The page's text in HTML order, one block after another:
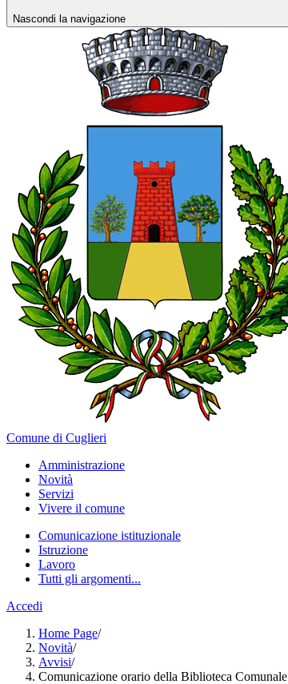
Nascondi la navigazione
Comune di Cuglieri
Amministrazione
Novità
Servizi
Vivere il comune
Comunicazione istituzionale
Istruzione
Lavoro
Tutti gli argomenti...
Accedi
Home Page/
Novità/
Avvisi/
Comunicazione orario della Biblioteca Comunale